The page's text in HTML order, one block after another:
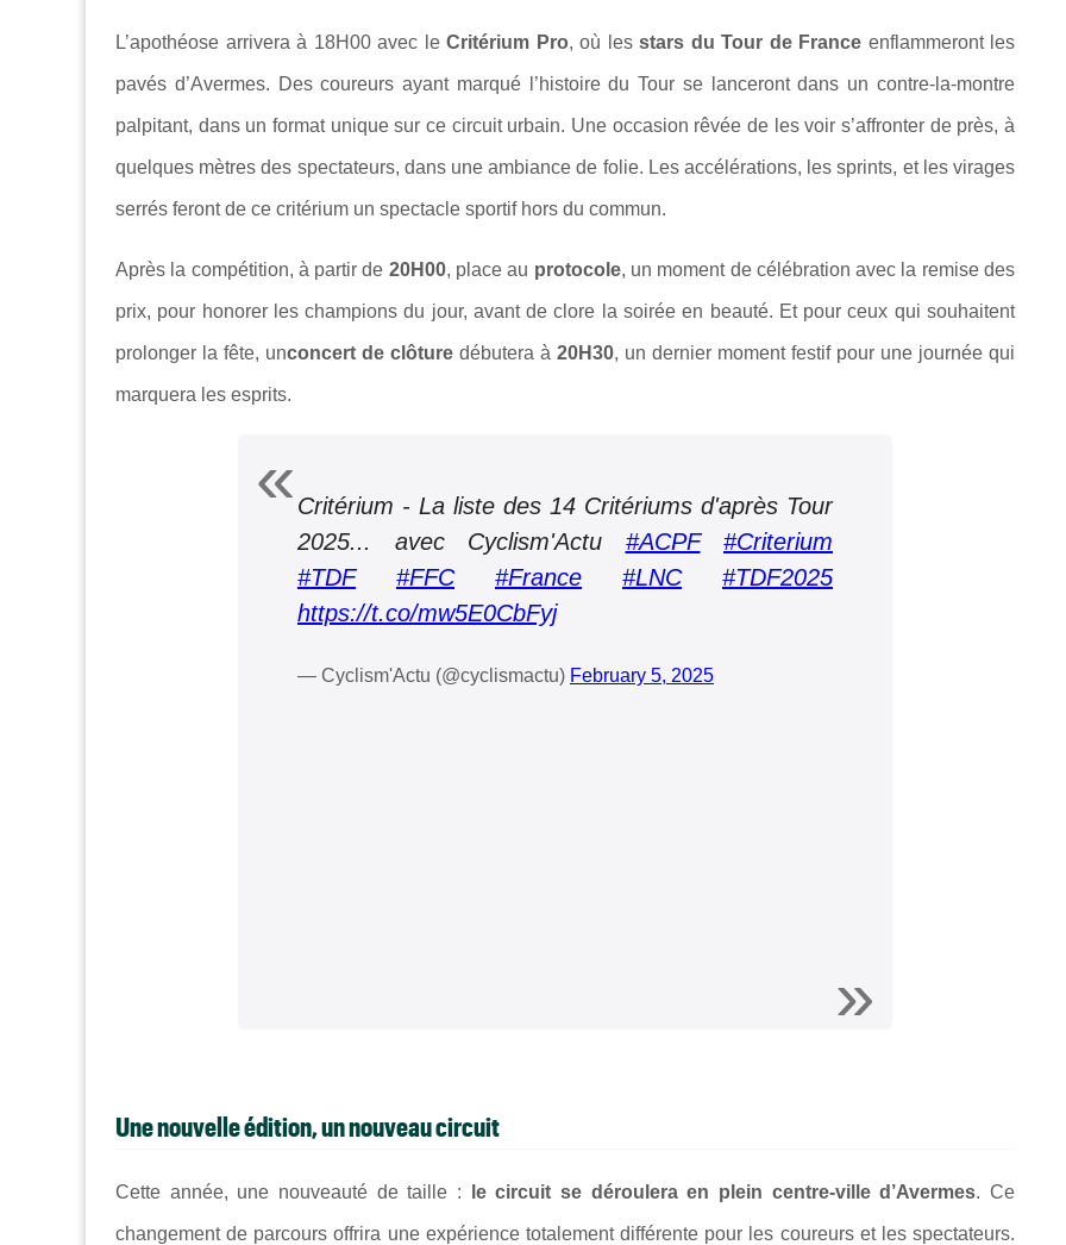
L’apothéose arrivera à 18H00 avec le Critérium Pro, où les stars du Tour de France enflammeront les
pavés d’Avermes. Des coureurs ayant marqué l’histoire du Tour se lanceront dans un contre-la-montre
palpitant, dans un format unique sur ce circuit urbain. Une occasion rêvée de les voir s’affronter de près, à
quelques mètres des spectateurs, dans une ambiance de folie. Les accélérations, les sprints, et les virages
serrés feront de ce critérium un spectacle sportif hors du commun.
Après la compétition, à partir de 20H00, place au protocole, un moment de célébration avec la remise des
prix, pour honorer les champions du jour, avant de clore la soirée en beauté. Et pour ceux qui souhaitent
prolonger la fête, unconcert de clôture débutera à 20H30, un dernier moment festif pour une journée qui
marquera les esprits.
Critérium - La liste des 14 Critériums d'après Tour
2025... avec Cyclism'Actu #ACPF
#Criterium
#TDF
#FFC #France #LNC
#TDF2025
https://t.co/mw5E0CbFyj
— Cyclism'Actu (@cyclismactu) February 5, 2025
Une nouvelle édition, un nouveau circuit
Cette année, une nouveauté de taille : le circuit se déroulera en plein centre-ville d’Avermes. Ce
changement de parcours offrira une expérience totalement différente pour les coureurs et les spectateurs.